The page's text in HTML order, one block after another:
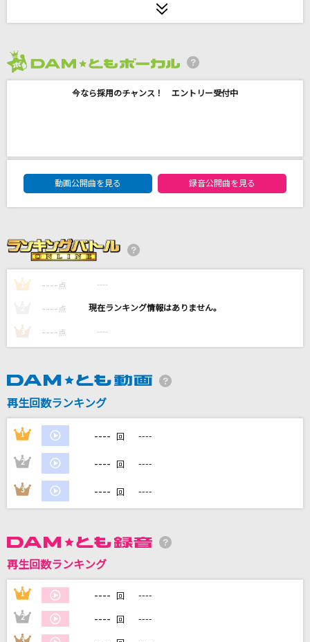
[生音]メーデー
シャルル
研ナオコ
[生音]魔法にかけられて
[生音]それを愛と呼ぶなら
PRODUCE 101 JAPAN 新世界
カラオケ最新情報をチェック！
今なら採用のチャンス！ エントリー受付中
DAM★ともボーカルエントリーランキング
動画公開曲を見る
録音公開曲を見る
1 ---- 点 ----
---- 点 ----
3 ---- 点 ----
再生回数ランキング
1 ---- 回 ----
2 ---- 回 ----
3 ---- 回 ----
再生回数ランキング
1 ---- 回 ----
2 ---- 回 ----